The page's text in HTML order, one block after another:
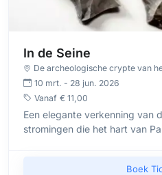
In de Seine
De archeologische crypte van
10 mrt. - 28 jun. 2026
Vanaf € 11,00
Een elegante verkenning van
stromingen die het hart van
Boek